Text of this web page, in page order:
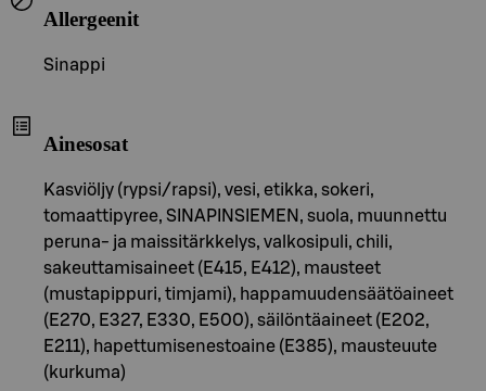
Allergeenit
Sinappi
Ainesosat
Kasviöljy (rypsi/rapsi), vesi, etikka, sokeri,
tomaattipyree, SINAPINSIEMEN, suola, muunnettu
peruna- ja maissitärkkelys, valkosipuli, chili,
sakeuttamisaineet (E415, E412), mausteet
(mustapippuri, timjami), happamuudensäätöaineet
(E270, E327, E330, E500), säilöntäaineet (E202,
E211), hapettumisenestoaine (E385), mausteuute
(kurkuma)